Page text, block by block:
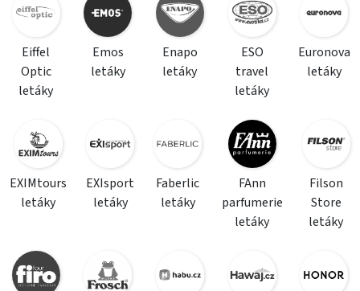
Eiffel
Optic
letáky
Emos
letáky
Enapo
letáky
ESO
travel
letáky
Euronova
letáky
EXIMtours
letáky
EXIsport
letáky
Faberlic
letáky
FAnn
parfumerie
letáky
Filson
Store
letáky